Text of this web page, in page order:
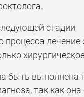
стадии
процесса лечение
быть выполнена
так как она